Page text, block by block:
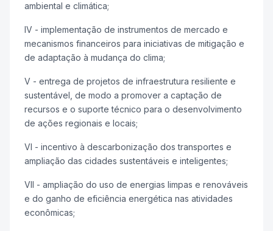
ambiental e climática;
IV - implementação de instrumentos de mercado e
mecanismos financeiros para iniciativas de mitigação e
de adaptação à mudança do clima;
V - entrega de projetos de infraestrutura resiliente e
sustentável, de modo a promover a captação de
recursos e o suporte técnico para o desenvolvimento
de ações regionais e locais;
VI - incentivo à descarbonização dos transportes e
ampliação das cidades sustentáveis e inteligentes;
VII - ampliação do uso de energias limpas e renováveis
e do ganho de eficiência energética nas atividades
econômicas;